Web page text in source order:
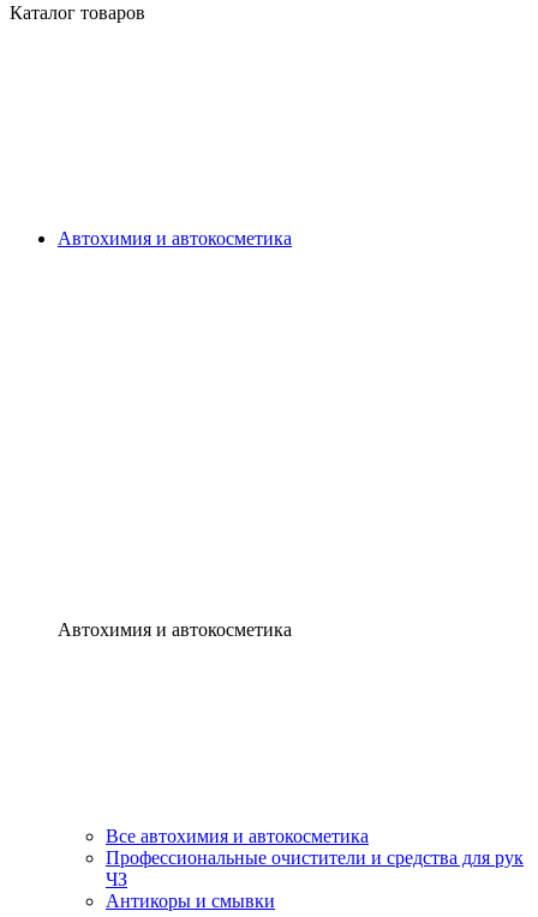
Каталог товаров
Автохимия и автокосметика
Автохимия и автокосметика
Все автохимия и автокосметика
Профессиональные очистители и средства для рук
ЧЗ
Антикоры и смывки